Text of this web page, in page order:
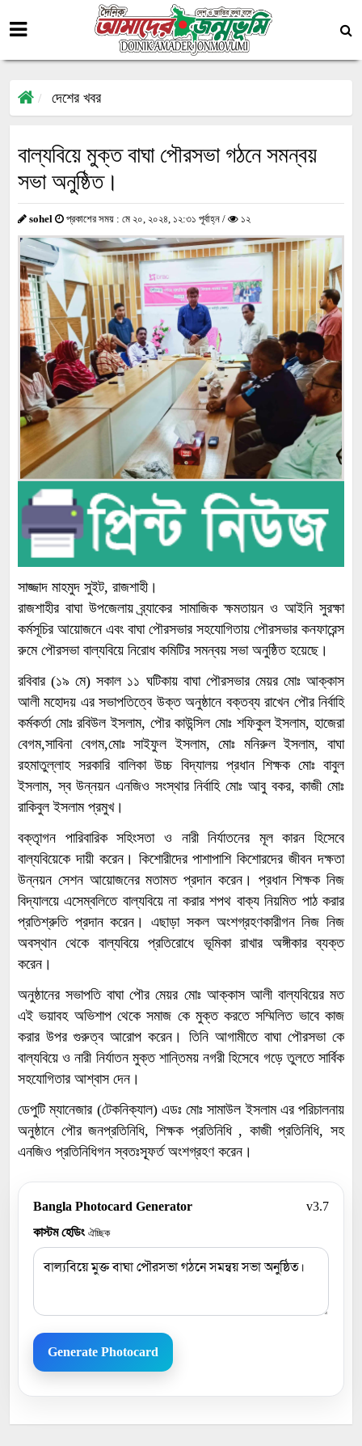
দেশের খবর
বাল্যবিয়ে মুক্ত বাঘা পৌরসভা গঠনে সমন্বয়
সভা অনুষ্ঠিত।
sohel প্রকাশের সময় : মে ২০, ২০২৪, ১২:৩১ পূর্বাহ্ন / ১২
সাজ্জাদ মাহমুদ সুইট, রাজশাহী।
রাজশাহীর বাঘা উপজেলায় ব্র্যাকের সামাজিক ক্ষমতায়ন ও আইনি সুরক্ষা
কর্মসূচির আয়োজনে এবং বাঘা পৌরসভার সহযোগিতায় পৌরসভার কনফারেন্স
রুমে পৌরসভা বাল্যবিয়ে নিরোধ কমিটির সমন্বয় সভা অনুষ্ঠিত হয়েছে।
রবিবার (১৯ মে) সকাল ১১ ঘটিকায় বাঘা পৌরসভার মেয়র মোঃ আক্কাস
আলী মহোদয় এর সভাপতিত্বে উক্ত অনুষ্ঠানে বক্তব্য রাখেন পৌর নির্বাহি
কর্মকর্তা মোঃ রবিউল ইসলাম, পৌর কাউন্সিল মোঃ শফিকুল ইসলাম, হাজেরা
বেগম,সাবিনা বেগম,মোঃ সাইফুল ইসলাম, মোঃ মনিরুল ইসলাম, বাঘা
রহমাতুল্লাহ সরকারি বালিকা উচ্চ বিদ্যালয় প্রধান শিক্ষক মোঃ বাবুল
ইসলাম, স্ব উন্নয়ন এনজিও সংস্থার নির্বাহি মোঃ আবু বকর, কাজী মোঃ
রাকিবুল ইসলাম প্রমুখ।
বক্তৃাগন পারিবারিক সহিংসতা ও নারী নির্যাতনের মূল কারন হিসেবে
বাল্যবিয়েকে দায়ী করেন। কিশোরীদের পাশাপাশি কিশোরদের জীবন দক্ষতা
উন্নয়ন সেশন আয়োজনের মতামত প্রদান করেন। প্রধান শিক্ষক নিজ
বিদ্যালয়ে এসেম্বলিতে বাল্যবিয়ে না করার শপথ বাক্য নিয়মিত পাঠ করার
প্রতিশ্রুতি প্রদান করেন। এছাড়া সকল অংশগ্রহণকারীগন নিজ নিজ
অবস্থান থেকে বাল্যবিয়ে প্রতিরোধে ভূমিকা রাখার অঙ্গীকার ব্যক্ত
করেন।
অনুষ্ঠানের সভাপতি বাঘা পৌর মেয়র মোঃ আক্কাস আলী বাল্যবিয়ের মত
এই ভয়াবহ অভিশাপ থেকে সমাজ কে মুক্ত করতে সম্মিলিত ভাবে কাজ
করার উপর গুরুত্ব আরোপ করেন। তিনি আগামীতে বাঘা পৌরসভা কে
বাল্যবিয়ে ও নারী নির্যাতন মুক্ত শান্তিময় নগরী হিসেবে গড়ে তুলতে সার্বিক
সহযোগিতার আশ্বাস দেন।
ডেপুটি ম্যানেজার (টেকনিক্যাল) এডঃ মোঃ সামাউল ইসলাম এর পরিচালনায়
অনুষ্ঠানে পৌর জনপ্রতিনিধি, শিক্ষক প্রতিনিধি , কাজী প্রতিনিধি, সহ
এনজিও প্রতিনিধিগন স্বতঃস্ফূর্ত অংশগ্রহণ করেন।
Bangla Photocard Generator
v3.7
কাস্টম হেডিং ঐচ্ছিক
Generate Photocard